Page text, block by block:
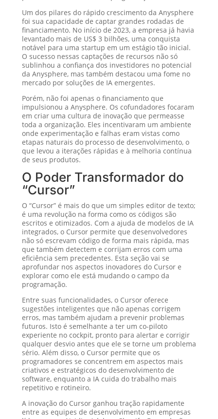
Um dos pilares do rápido crescimento da Anysphere
foi sua capacidade de captar grandes rodadas de
financiamento. No início de 2023, a empresa já havia
levantado mais de US$ 3 bilhões, uma conquista
notável para uma startup em um estágio tão inicial.
O sucesso nessas captações de recursos não só
sublinhou a confiança dos investidores no potencial
da Anysphere, mas também destacou uma fome no
mercado por soluções de IA emergentes.
Porém, não foi apenas o financiamento que
impulsionou a Anysphere. Os cofundadores focaram
em criar uma cultura de inovação que permeasse
toda a organização. Eles incentivaram um ambiente
onde experimentação e falhas eram vistas como
etapas naturais do processo de desenvolvimento, o
que levou a iterações rápidas e à melhoria contínua
de seus produtos.
O Poder Transformador do
“Cursor”
O “Cursor” é mais do que um simples editor de texto;
é uma revolução na forma como os códigos são
escritos e otimizados. Com a ajuda de modelos de IA
integrados, o Cursor permite que desenvolvedores
não só escrevam código de forma mais rápida, mas
que também detectem e corrijam erros com uma
eficiência sem precedentes. Esta seção vai se
aprofundar nos aspectos inovadores do Cursor e
explorar como ele está mudando o campo da
programação.
Entre suas funcionalidades, o Cursor oferece
sugestões inteligentes que não apenas corrigem
erros, mas também ajudam a prevenir problemas
futuros. Isto é semelhante a ter um co-piloto
experiente no cockpit, pronto para alertar e corrigir
qualquer desvio antes que ele se torne um problema
sério. Além disso, o Cursor permite que os
programadores se concentrem em aspectos mais
criativos e estratégicos do desenvolvimento de
software, enquanto a IA cuida do trabalho mais
repetitivo e rotineiro.
A inovação do Cursor ganhou tração rapidamente
entre as equipes de desenvolvimento em empresas